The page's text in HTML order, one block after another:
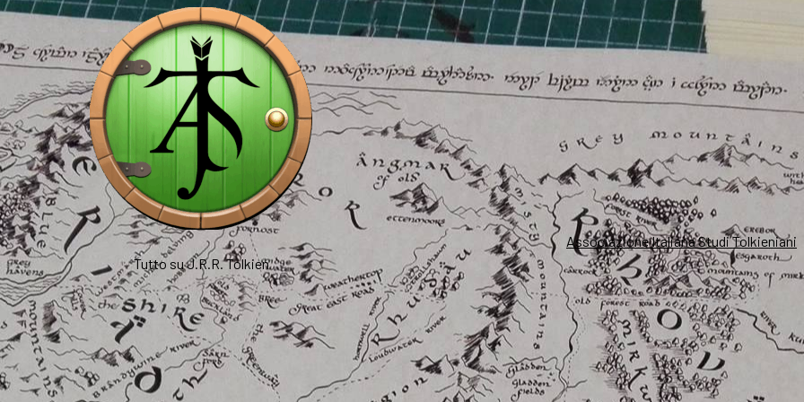
Associazione Italiana Studi Tolkieniani
Tutto su J.R.R. Tolkien